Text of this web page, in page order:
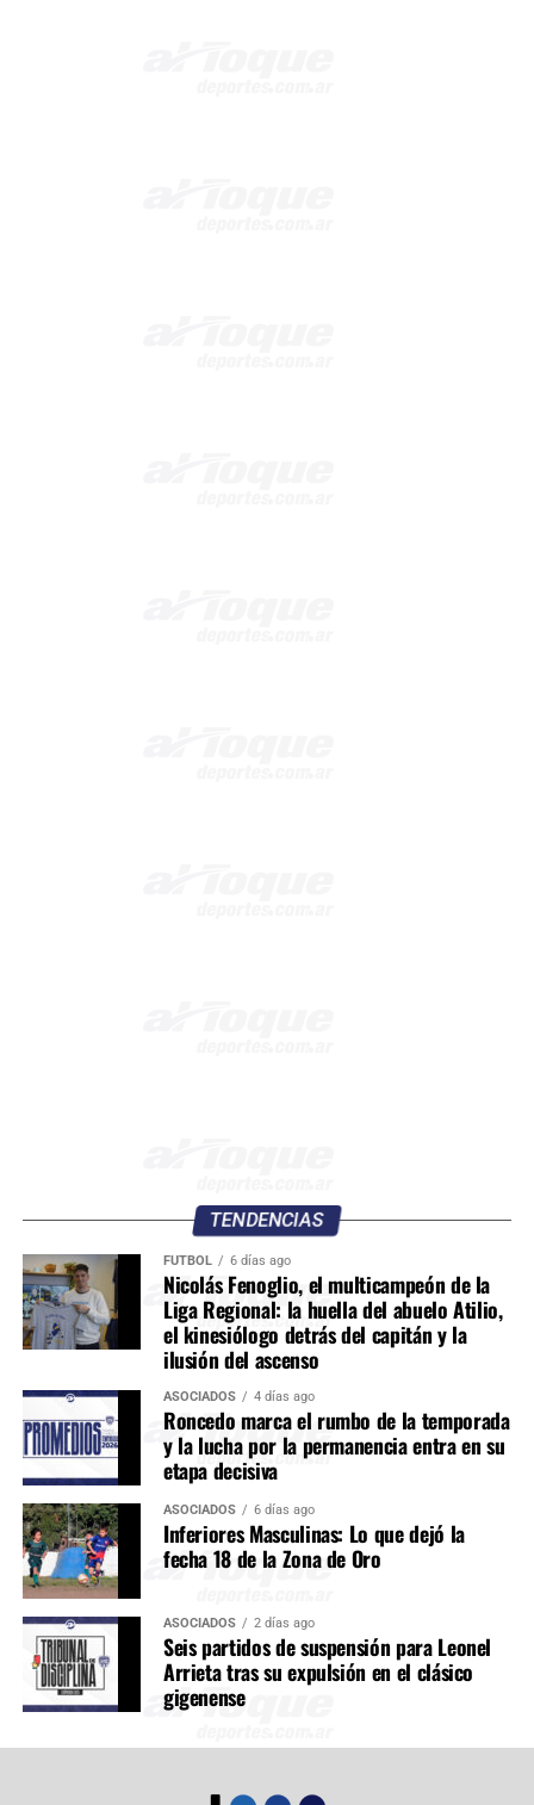
TENDENCIAS
FÚTBOL 6 días ago
Nicolás Fenoglio, el multicampeón de la
Liga Regional: la huella del abuelo Atilio,
el kinesiólogo detrás del capitán y la
ilusión del ascenso
ASOCIADOS 4 días ago
Roncedo marca el rumbo de la temporada
y la lucha por la permanencia entra en su
etapa decisiva
ASOCIADOS 6 días ago
Inferiores Masculinas: Lo que dejó la
fecha 18 de la Zona de Oro
ASOCIADOS 2 días ago
Seis partidos de suspensión para Leonel
Arrieta tras su expulsión en el clásico
gigenense